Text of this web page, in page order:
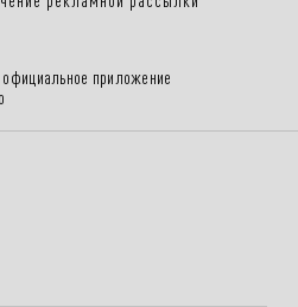
официальное приложение